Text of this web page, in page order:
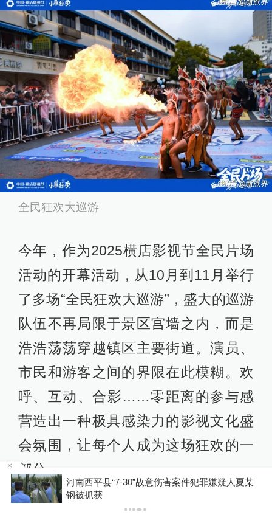
全民狂欢大巡游
今年，作为2025横店影视节全民片场
活动的开幕活动，从10月到11月举行
了多场“全民狂欢大巡游”，盛大的巡游
队伍不再局限于景区宫墙之内，而是
浩浩荡荡穿越镇区主要街道。演员、
市民和游客之间的界限在此模糊。欢
呼、互动、合影……零距离的参与感
营造出一种极具感染力的影视文化盛
会氛围，让每个人成为这场狂欢的一
部分。
影视小镇拉出千亿生态链
伊朗媒体发布伊朗最高领袖视频